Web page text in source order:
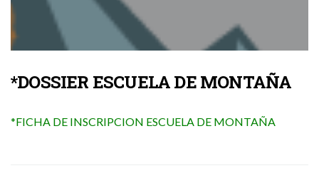
*DOSSIER ESCUELA DE MONTAÑA
*FICHA DE INSCRIPCION ESCUELA DE MONTAÑA